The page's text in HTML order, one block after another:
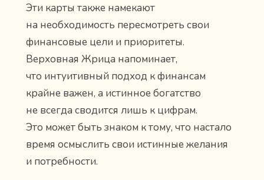
Эти карты также намекают
на необходимость пересмотреть свои
финансовые цели и приоритеты.
Верховная Жрица напоминает,
что интуитивный подход к финансам
крайне важен, а истинное богатство
не всегда сводится лишь к цифрам.
Это может быть знаком к тому, что настало
время осмыслить свои истинные желания
и потребности.